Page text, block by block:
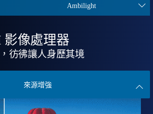
Ambilight
影像處理器
彷彿讓人身歷其境
來源增強